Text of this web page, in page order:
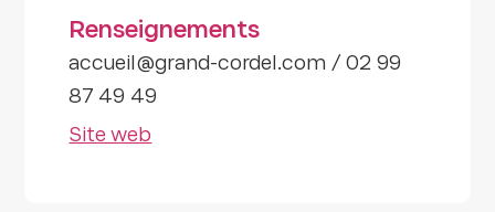
Renseignements
accueil@grand-cordel.com / 02 99
87 49 49
Site web